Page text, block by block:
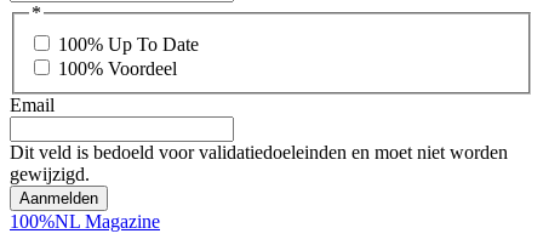
*
100% Up To Date
100% Voordeel
Email
Dit veld is bedoeld voor validatiedoeleinden en moet niet worden
gewijzigd.
100%NL Magazine